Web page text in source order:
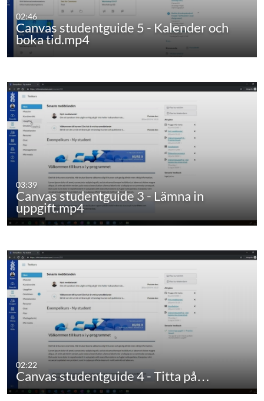
02:46
Canvas studentguide 5 - Kalender och
boka tid.mp4
03:39
Canvas studentguide 3 - Lämna in
uppgift.mp4
02:22
Canvas studentguide 4 - Titta på…